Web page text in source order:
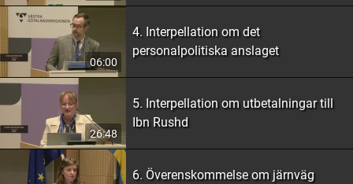
06:00
4. Interpellation om det
personalpolitiska anslaget
26:48
5. Interpellation om utbetalningar till
Ibn Rushd
6. Överenskommelse om järnväg